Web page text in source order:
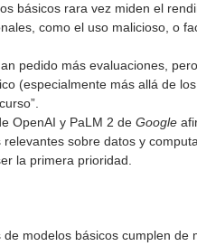
básicos rara vez miden el
como el uso malicioso, o
pedido más evaluaciones,
(especialmente más allá de
OpenAI y PaLM 2 de Google
sobre datos y
la primera prioridad.
modelos básicos cumplen de